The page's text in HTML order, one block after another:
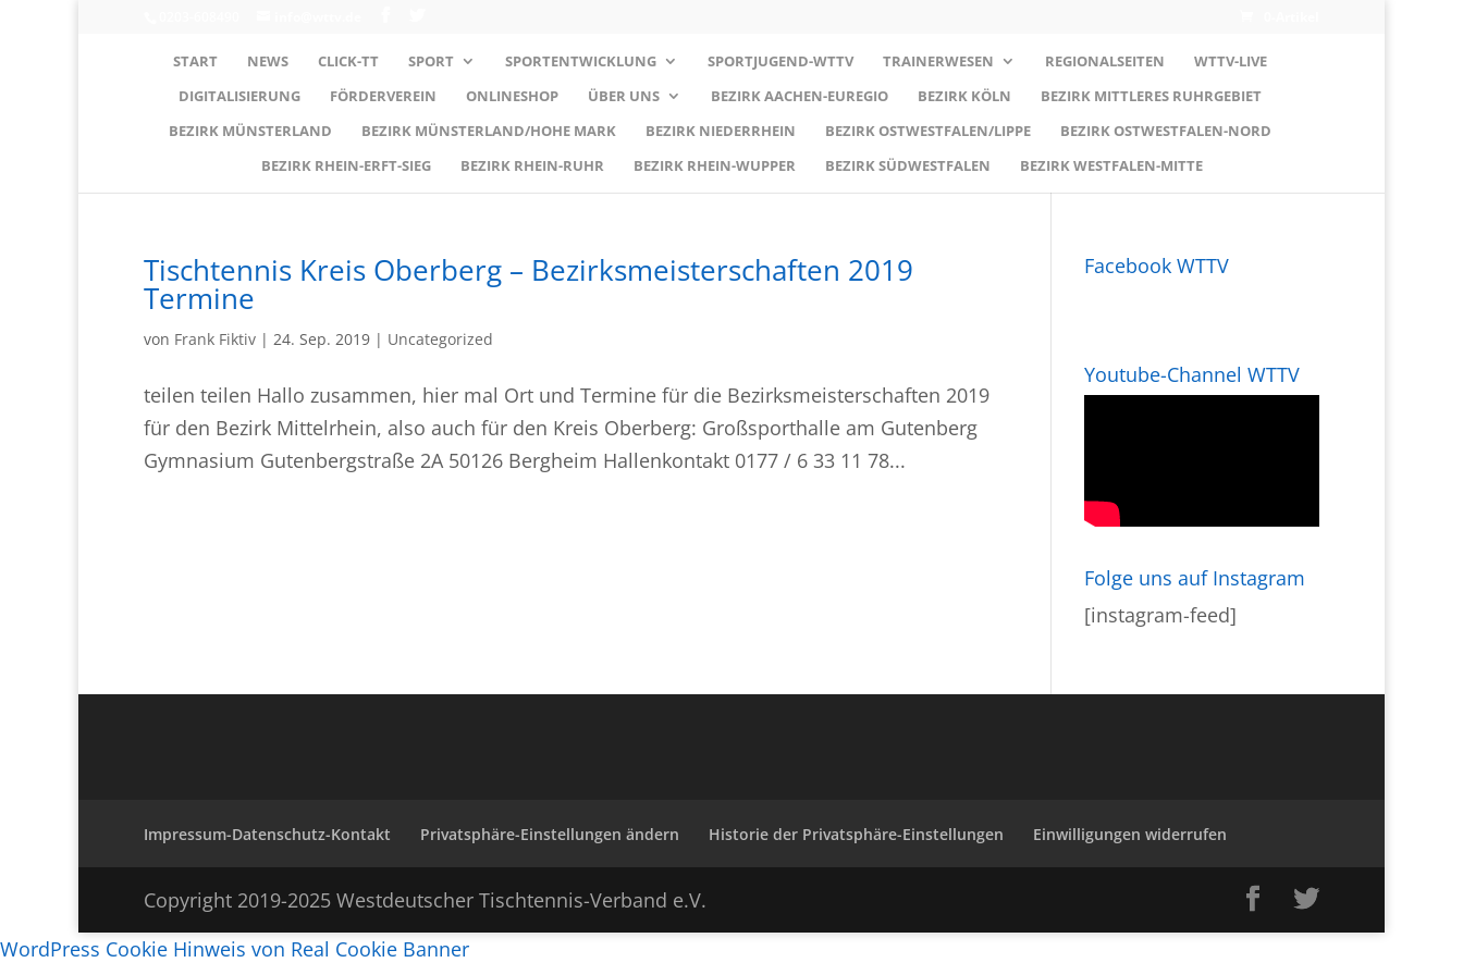
START NEWS CLICK-TT SPORT SPORTENTWICKLUNG SPORTJUGEND-WTTV TRAINERWESEN REGIONALSEITEN
WTTV-LIVE
DIGITALISIERUNG
FÖRDERVEREIN ONLINESHOP ÜBER UNS BEZIRK AACHEN-EUREGIO BEZIRK KÖLN
BEZIRK MITTLERES RUHRGEBIET
BEZIRK MÜNSTERLAND
BEZIRK MÜNSTERLAND/HOHE MARK BEZIRK NIEDERRHEIN BEZIRK OSTWESTFALEN/LIPPE
BEZIRK OSTWESTFALEN-NORD
BEZIRK RHEIN-ERFT-SIEG
BEZIRK RHEIN-RUHR BEZIRK RHEIN-WUPPER BEZIRK SÜDWESTFALEN BEZIRK WESTFALEN-MITTE
Tischtennis Kreis Oberberg – Bezirksmeisterschaften 2019
Termine
von Frank Fiktiv | 24. Sep. 2019 | Uncategorized
teilen teilen Hallo zusammen, hier mal Ort und Termine für die Bezirksmeisterschaften 2019
für den Bezirk Mittelrhein, also auch für den Kreis Oberberg: Großsporthalle am Gutenberg
Gymnasium Gutenbergstraße 2A 50126 Bergheim Hallenkontakt 0177 / 6 33 11 78...
Facebook WTTV
Youtube-Channel WTTV
Folge uns auf Instagram
[instagram-feed]
Impressum-Datenschutz-Kontakt Privatsphäre-Einstellungen ändern Historie der Privatsphäre-Einstellungen Einwilligungen widerrufen
Copyright 2019-2025 Westdeutscher Tischtennis-Verband e.V.
WordPress Cookie Hinweis von Real Cookie Banner